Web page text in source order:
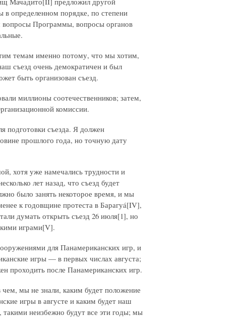
определенном порядке, по степени
вопросы Программы, вопросы органов
темам именно потому, что мы хотим,
съезд очень демократичен и был
быть организован съезд.
миллионы соотечественников; затем,
комиссии.
подготовки съезда. Я должен
прошлого года, но точную дату
хотя уже намечались трудности и
лет назад, что съезд будет
было занять некоторое время, и мы
к годовщине протеста в Барагуá[IV],
думать открыть съезд 26 июля[1], но
играми[V].
для Панамериканских игр, и
игры — в первых числах августа;
проходить после Панамериканских игр.
мы не знали, каким будет положение
игры в августе и каким будет наш
неизбежно будут все эти годы; мы